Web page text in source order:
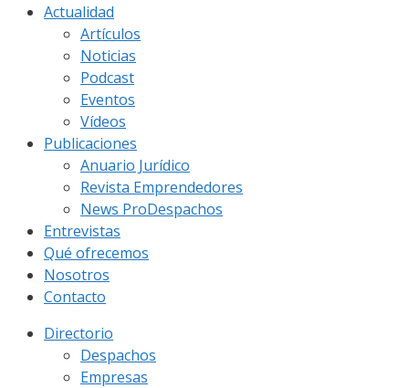
Actualidad
Artículos
Noticias
Podcast
Eventos
Vídeos
Publicaciones
Anuario Jurídico
Revista Emprendedores
News ProDespachos
Entrevistas
Qué ofrecemos
Nosotros
Contacto
Directorio
Despachos
Empresas